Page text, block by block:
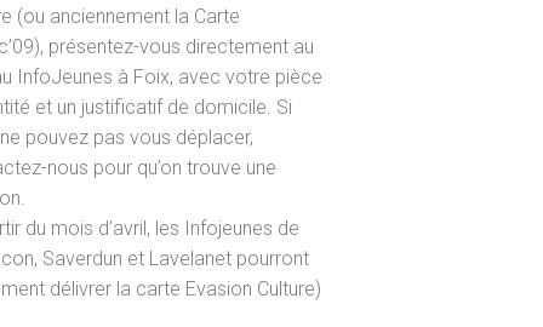
(ou anciennement la Carte
présentez-vous directement au
InfoJeunes à Foix, avec votre pièce
et un justificatif de domicile. Si
pouvez pas vous déplacer,
nous pour qu’on trouve une
du mois d’avril, les Infojeunes de
Saverdun et Lavelanet pourront
délivrer la carte Evasion Culture)